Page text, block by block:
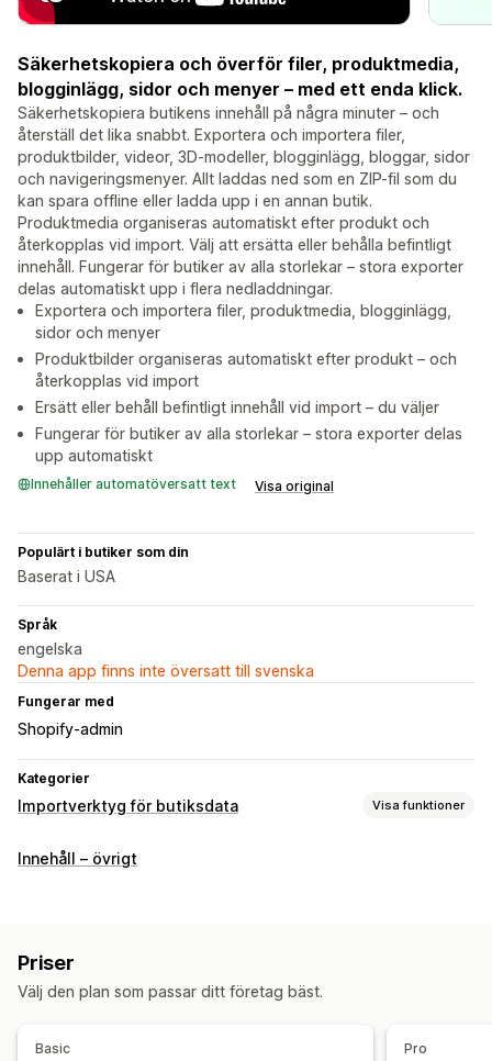
Säkerhetskopiera och överför filer, produktmedia,
blogginlägg, sidor och menyer – med ett enda klick.
Säkerhetskopiera butikens innehåll på några minuter – och
återställ det lika snabbt. Exportera och importera filer,
produktbilder, videor, 3D-modeller, blogginlägg, bloggar, sidor
och navigeringsmenyer. Allt laddas ned som en ZIP-fil som du
kan spara offline eller ladda upp i en annan butik.
Produktmedia organiseras automatiskt efter produkt och
återkopplas vid import. Välj att ersätta eller behålla befintligt
innehåll. Fungerar för butiker av alla storlekar – stora exporter
delas automatiskt upp i flera nedladdningar.
Exportera och importera filer, produktmedia, blogginlägg,
sidor och menyer
Produktbilder organiseras automatiskt efter produkt – och
återkopplas vid import
Ersätt eller behåll befintligt innehåll vid import – du väljer
Fungerar för butiker av alla storlekar – stora exporter delas
upp automatiskt
Innehåller automatöversatt text Visa original
Populärt i butiker som din
Baserat i USA
Språk
engelska
Denna app finns inte översatt till svenska
Fungerar med
Shopify-admin
Kategorier
Importverktyg för butiksdata Visa funktioner
Synkronisering av data
Bulkexport
Innehåll – övrigt
Priser
Välj den plan som passar ditt företag bäst.
Basic Pro